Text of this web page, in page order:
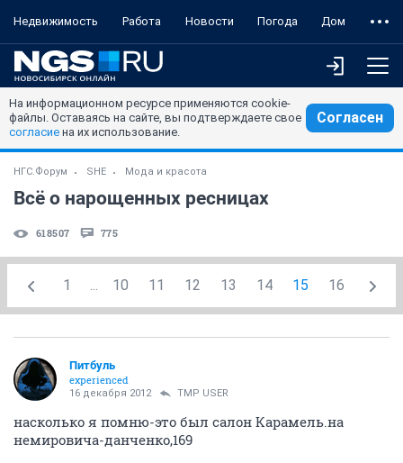
Недвижимость Работа Новости Погода Дом
На информационном ресурсе применяются cookie-
файлы. Оставаясь на сайте, вы подтверждаете свое
согласие на их использование.
Согласен
НГС.Форум SHE Мода и красота
Всё о нарощенных ресницах
618507 775
1 ... 10 11 12 13 14 15 16
Питбуль
experienced
16 декабря 2012 TMP USER
насколько я помню-это был салон Карамель.на
немировича-данченко,169